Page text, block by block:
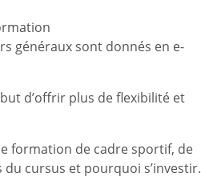
généraux sont donnés en e-
d’offrir plus de flexibilité et
formation de cadre sportif, de
du cursus et pourquoi s’investir.